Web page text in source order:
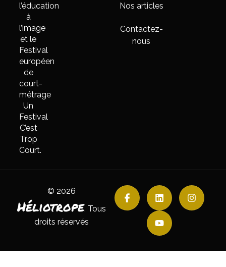
l’éducation
à
l’image
et le
Festival
européen
de
court-
métrage
Un
Festival
C’est
Trop
Court.
Nos articles
Contactez-
nous
© 2026
Héliotrope. Tous
droits réservés